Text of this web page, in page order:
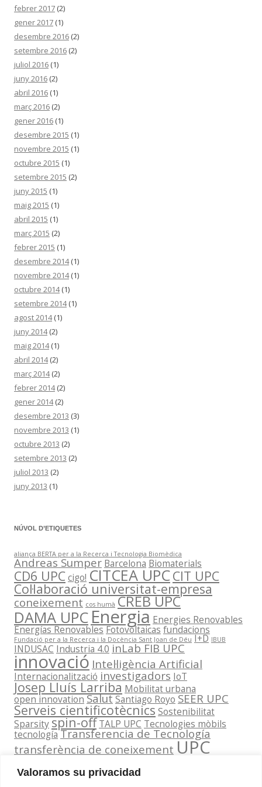
Valoramos su privacidad
febrer 2017 (2)
gener 2017 (1)
desembre 2016 (2)
setembre 2016 (2)
juliol 2016 (1)
juny 2016 (2)
abril 2016 (1)
març 2016 (2)
gener 2016 (1)
desembre 2015 (1)
novembre 2015 (1)
octubre 2015 (1)
setembre 2015 (2)
juny 2015 (1)
maig 2015 (1)
abril 2015 (1)
març 2015 (2)
febrer 2015 (1)
desembre 2014(1)
novembre 2014(1)
octubre 2014(1)
setembre 2014(1)
agost 2014(1)
juny 2014(2)
maig 2014(1)
abril 2014(2)
març 2014(2)
febrer 2014(2)
gener 2014(2)
desembre 2013 (3)
novembre 2013 (1)
octubre 2013 (2)
setembre 2013 (2)
juliol 2013 (2)
juny 2013 (1)
NÚVOL D’ETIQUETES
aliança BERTA per a la Recerca i Tecnologia Biomèdica
Andreas Sumper Barcelona Biomaterials
CD6 UPCcigo! CITCEA UPCCIT UPC
Col·laboració universitat-empresa
coneixement cos humà CREB UPC
DAMA UPC Energia Energies Renovables
Energías RenovablesFotovoltaicas fundacions
Fundació per a la Recerca i la Docència Sant Joan de Déu I+D IBUB
INDUSAC Industria 4.0 inLab FIB UPC
innovació Intel·ligència Artificial
Internacionalització investigadors IoT
Josep Lluís Larriba Mobilitat urbana
open innovationSalutSantiago Royo SEER UPC
Serveis cientificotècnicsSostenibilitat
Sparsityspin-off TALP UPC Tecnologies mòbils
tecnología Transferencia de Tecnología
transferència de coneixement UPC